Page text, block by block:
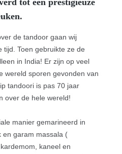
tot een prestigieuze
de tandoor gaan wij
tijd. Toen gebruikte ze de
in India! Er zijn op veel
wereld sporen gevonden van
tandoori is pas 70 jaar
over de hele wereld!
manier gemarineerd in
en garam massala (
kaneel en